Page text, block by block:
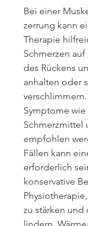
Bei einer
zerrung kann
Therapie
Schmerzen
des Rückens
anhalten oder
Symptome
Schmerzmittel
empfohlen
Fällen kann
erforderlich
konservative
zu stärken und